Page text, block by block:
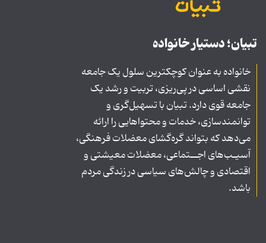
تبیان؛ دستیار خانواده
خانواده به عنوان کوچکترین سلول یک جامعه
نقشی اساسی در پی‌ریزی، تربیت و رشد یک
جامعه قوی دارد. تبیان با تسهیل‌گری و
توانمندسازی، خدمات و محتواهایی را ارائه
می‌دهد که بتواند گره‌گشای معضلات فرهنگی،
آسیـب‌های اجــتماعی، معضلات معیشتی و
اقتصادی و چالش‌های سیاسی در زندگی مردم
باشد.